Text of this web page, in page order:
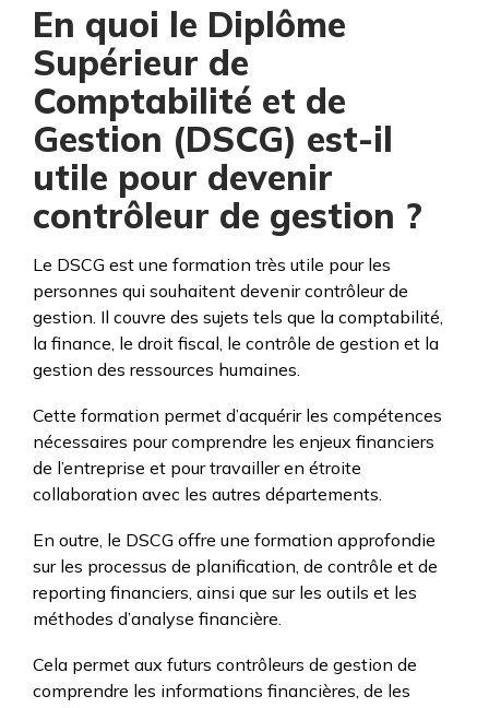
En quoi le Diplôme
Supérieur de
Comptabilité et de
Gestion (DSCG) est-il
utile pour devenir
contrôleur de gestion ?
Le DSCG est une formation très utile pour les
personnes qui souhaitent devenir contrôleur de
gestion. Il couvre des sujets tels que la comptabilité,
la finance, le droit fiscal, le contrôle de gestion et la
gestion des ressources humaines.
Cette formation permet d’acquérir les compétences
nécessaires pour comprendre les enjeux financiers
de l’entreprise et pour travailler en étroite
collaboration avec les autres départements.
En outre, le DSCG offre une formation approfondie
sur les processus de planification, de contrôle et de
reporting financiers, ainsi que sur les outils et les
méthodes d’analyse financière.
Cela permet aux futurs contrôleurs de gestion de
comprendre les informations financières, de les